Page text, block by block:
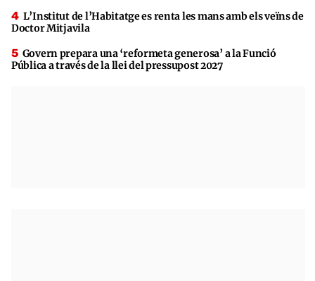
L’Institut de l’Habitatge es renta les mans amb els veïns de
Doctor Mitjavila
Govern prepara una ‘reformeta generosa’ a la Funció
Pública a través de la llei del pressupost 2027